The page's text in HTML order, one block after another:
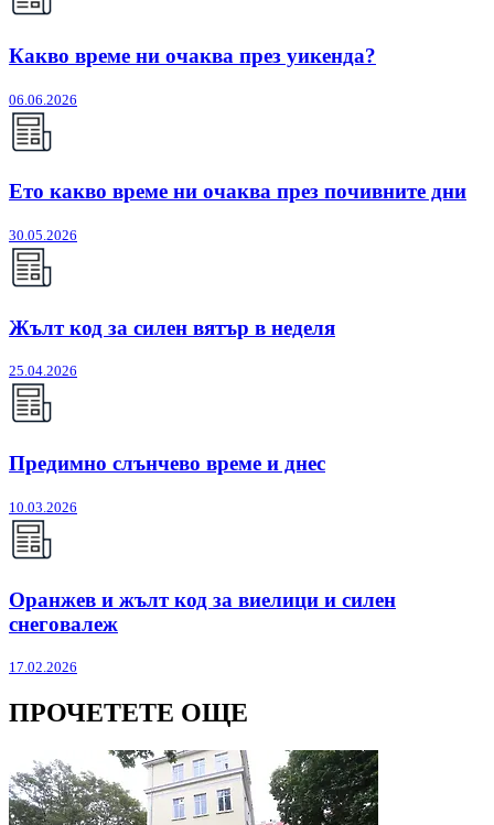
Какво време ни очаква през уикенда?
06.06.2026
Ето какво време ни очаква през почивните дни
30.05.2026
Жълт код за силен вятър в неделя
25.04.2026
Предимно слънчево време и днес
10.03.2026
Оранжев и жълт код за виелици и силен
снеговалеж
17.02.2026
ПРОЧЕТЕТЕ ОЩЕ